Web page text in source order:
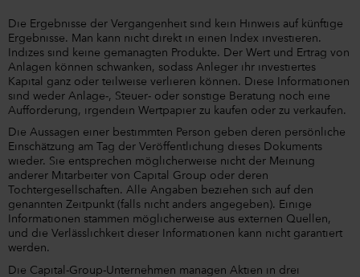
Die Ergebnisse der Vergangenheit sind kein Hinweis auf künftige
Ergebnisse. Man kann nicht direkt in einen Index investieren.
Indizes sind keine gemanagten Produkte. Der Wert und Ertrag von
Anlagen können schwanken, sodass Anleger ihr investiertes
Kapital ganz oder teilweise verlieren können. Diese Informationen
sind weder Anlage-, Steuer- oder sonstige Beratung noch eine
Aufforderung, irgendein Wertpapier zu kaufen oder zu verkaufen.
Die Aussagen einer bestimmten Person geben deren persönliche
Einschätzung am Tag der Veröffentlichung dieses Dokuments
wieder. Sie entsprechen möglicherweise nicht der Meinung
anderer Mitarbeiter von Capital Group oder deren
Tochtergesellschaften. Alle Angaben beziehen sich auf den
genannten Zeitpunkt (falls nicht anders angegeben). Einige
Informationen stammen möglicherweise aus externen Quellen,
und die Verlässlichkeit dieser Informationen kann nicht garantiert
werden.
Die Capital-Group-Unternehmen managen Aktien in drei